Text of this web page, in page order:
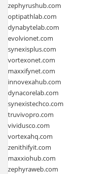
zephyrushub.com
optipathlab.com
dynabytelab.com
evolvionet.com
synexisplus.com
vortexonet.com
maxxifynet.com
innovexahub.com
dynacorelab.com
synexistechco.com
truvivopro.com
vividusco.com
vortexahq.com
zenithifyit.com
maxxiohub.com
zephyraweb.com